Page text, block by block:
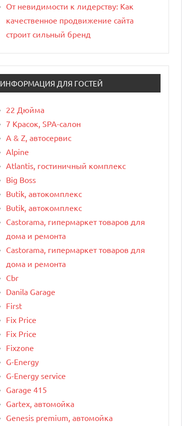
От невидимости к лидерству: Как
качественное продвижение сайта
строит сильный бренд
ИНФОРМАЦИЯ ДЛЯ ГОСТЕЙ
22 Дюйма
7 Красок, SPA-салон
A & Z, автосервис
Alpine
Atlantis, гостиничный комплекс
Big Boss
Butik, автокомплекс
Butik, автокомплекс
Castorama, гипермаркет товаров для
дома и ремонта
Castorama, гипермаркет товаров для
дома и ремонта
Cbr
Danila Garage
First
Fix Price
Fix Price
Fixzone
G-Energy
G-Energy service
Garage 415
Gartex, автомойка
Genesis premium, автомойка